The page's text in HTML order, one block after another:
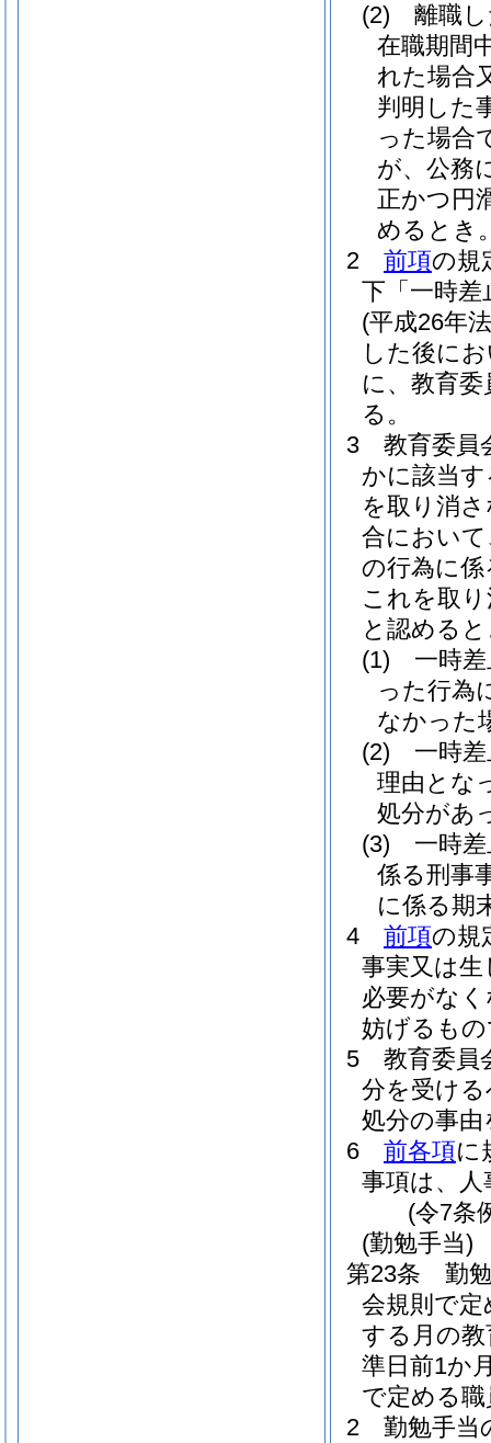
(2)
離職
在職期間
れた場合
判明した
った場合
が、公務
正かつ円
めるとき
2
前項の規
下「一時差
(平成26年
した後に
に、教育
る。
3
教育委員
かに該当
を取り消
合におい
の行為に
これを取
と認める
(1)
一時
った行為
なかった
(2)
一時
理由とな
処分があ
(3)
一時
係る刑事
に係る期
4
前項の規
事実又は
必要がな
妨げるも
5
教育委員
分を受け
処分の事
6
前各項に
事項は、
(令7条
(勤勉手当)
第23条
勤
会規則で
する月の
準日前1か
で定める
2
勤勉手当